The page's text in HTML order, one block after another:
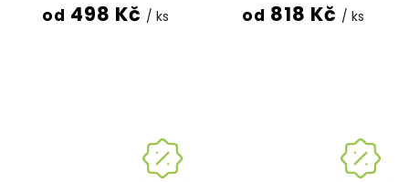
od 498 Kč / ks od 818 Kč / ks